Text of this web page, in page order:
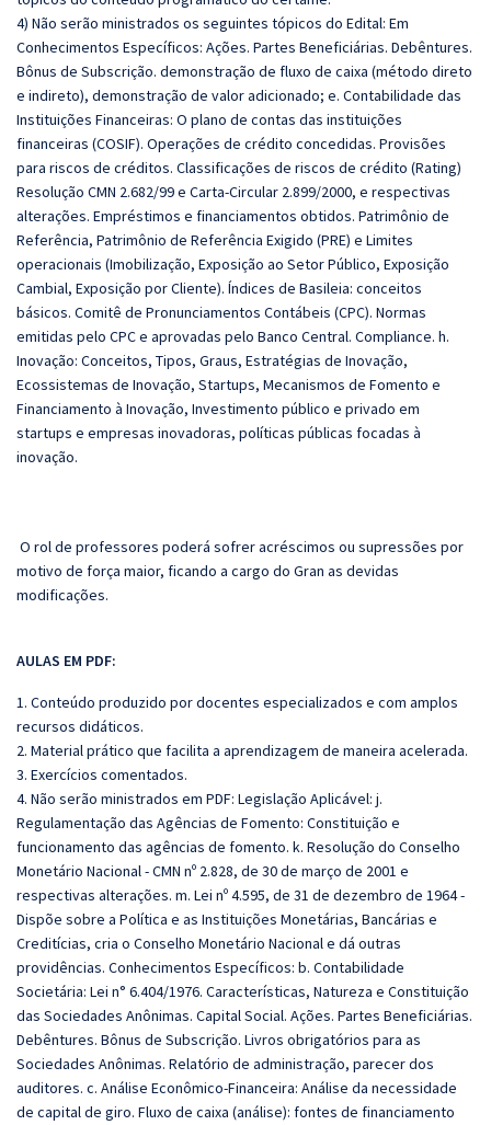
4) Não serão ministrados os seguintes tópicos do Edital: Em
Conhecimentos Específicos: Ações. Partes Beneficiárias. Debêntures.
Bônus de Subscrição. demonstração de fluxo de caixa (método direto
e indireto), demonstração de valor adicionado; e. Contabilidade das
Instituições Financeiras: O plano de contas das instituições
financeiras (COSIF). Operações de crédito concedidas. Provisões
para riscos de créditos. Classificações de riscos de crédito (Rating)
Resolução CMN 2.682/99 e Carta-Circular 2.899/2000, e respectivas
alterações. Empréstimos e financiamentos obtidos. Patrimônio de
Referência, Patrimônio de Referência Exigido (PRE) e Limites
operacionais (Imobilização, Exposição ao Setor Público, Exposição
Cambial, Exposição por Cliente). Índices de Basileia: conceitos
básicos. Comitê de Pronunciamentos Contábeis (CPC). Normas
emitidas pelo CPC e aprovadas pelo Banco Central. Compliance. h.
Inovação: Conceitos, Tipos, Graus, Estratégias de Inovação,
Ecossistemas de Inovação, Startups, Mecanismos de Fomento e
Financiamento à Inovação, Investimento público e privado em
startups e empresas inovadoras, políticas públicas focadas à
inovação.
O rol de professores poderá sofrer acréscimos ou supressões por
motivo de força maior, ficando a cargo do Gran as devidas
modificações.
AULAS EM PDF:
1. Conteúdo produzido por docentes especializados e com amplos
recursos didáticos.
2. Material prático que facilita a aprendizagem de maneira acelerada.
3. Exercícios comentados.
4. Não serão ministrados em PDF: Legislação Aplicável: j.
Regulamentação das Agências de Fomento: Constituição e
funcionamento das agências de fomento. k. Resolução do Conselho
Monetário Nacional - CMN nº 2.828, de 30 de março de 2001 e
respectivas alterações. m. Lei nº 4.595, de 31 de dezembro de 1964 -
Dispõe sobre a Política e as Instituições Monetárias, Bancárias e
Creditícias, cria o Conselho Monetário Nacional e dá outras
providências. Conhecimentos Específicos: b. Contabilidade
Societária: Lei n° 6.404/1976. Características, Natureza e Constituição
das Sociedades Anônimas. Capital Social. Ações. Partes Beneficiárias.
Debêntures. Bônus de Subscrição. Livros obrigatórios para as
Sociedades Anônimas. Relatório de administração, parecer dos
auditores. c. Análise Econômico-Financeira: Análise da necessidade
de capital de giro. Fluxo de caixa (análise): fontes de financiamento